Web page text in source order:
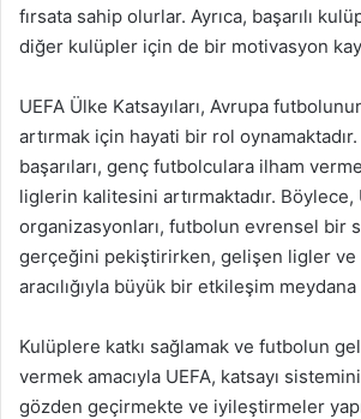
fırsata sahip olurlar. Ayrıca, başarılı
diğer kulüpler için de bir motivasyon
UEFA Ülke Katsayıları, Avrupa
artırmak için hayati bir rol
başarıları, genç futbolculara ilham
liglerin kalitesini artırmaktadır. Böylece,
organizasyonları, futbolun evrensel bir
gerçeğini pekiştirirken, gelişen ligler
aracılığıyla büyük bir etkileşim
Kulüplere katkı sağlamak ve futbolun
vermek amacıyla UEFA, katsayı
gözden geçirmekte ve iyileştirmeler